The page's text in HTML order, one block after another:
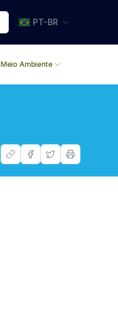
PT-BR
Meio Ambiente